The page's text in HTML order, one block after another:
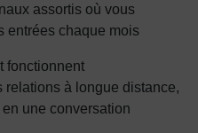
assortis où vous
entrées chaque mois
fonctionnent
à longue distance,
une conversation